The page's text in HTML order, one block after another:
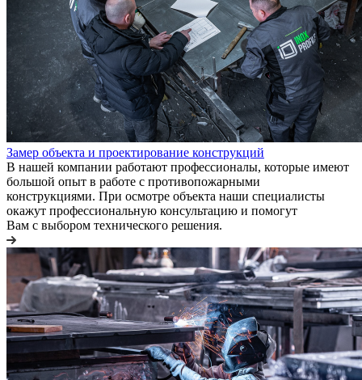
Замер объекта и проектирование конструкций
В нашей компании работают профессионалы, которые имеют
большой опыт в работе с противопожарными
конструкциями. При осмотре объекта наши специалисты
окажут профессиональную консультацию и помогут
Вам с выбором технического решения.